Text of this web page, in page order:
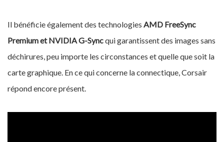
Il bénéficie également des technologies AMD FreeSync
Premium et NVIDIA G-Syncqui garantissent des images sans
déchirures, peu importe les circonstances et quelle que soit la
carte graphique. En ce qui concerne la connectique, Corsair
répond encore présent.